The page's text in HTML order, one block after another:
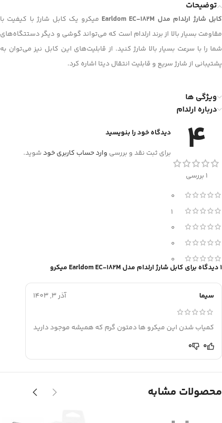
توضیحات
کابل شارژ ارلدام مدل Earldom EC-182M
میکرو یک کابل شارژ با کیفیت با
مقاومت بسیار بالا از برند ارلدام است که می‌تواند گوشی و دیگر دستتگاه‌های
شما را با سرعت بسیار بالا شارژ کنید. از قابلیت‌های این کابل نیز می‌توان به
پشتیبانی از شارژ سریع و قابلیت انتقال دیتا اشاره کرد.
ویژگی ها
درباره ارلدام
4
1 بررسی
0
1
0
0
0
1 دیدگاه برای کابل شارژ ارلدام مدل Earldom EC-182M میکرو
سیما آذر 3, 1403
کمیاب شدن این میکرو ها دمتون گرم که همیشه موجود دارید
0
0
دیدگاه خود را بنویسید
برای ثبت نقد و بررسی وارد حساب کاربری خودشوید.
محصولات مشابه